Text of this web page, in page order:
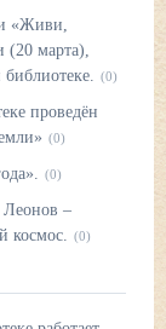
«Живи,
(20 марта),
(0)
проведён
(0)
(0)
Леонов –
космос. (0)